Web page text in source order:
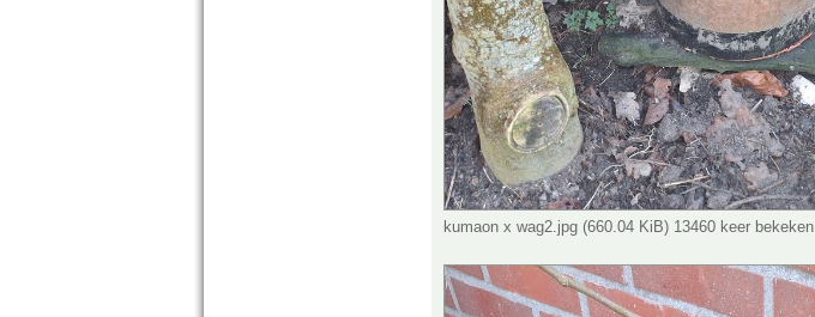
kumaon x wag2.jpg (660.04 KiB) 13460 keer bekeken